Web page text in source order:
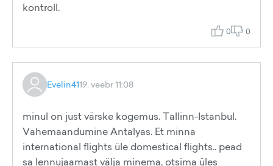
kontroll.
0 0
Evelin4119. veebr 11:08
minul on just värske kogemus. Tallinn-Istanbul.
Vahemaandumine Antalyas. Et minna
international flights üle domestical flights.. pead
sa lennujaamast välja minema, otsima üles